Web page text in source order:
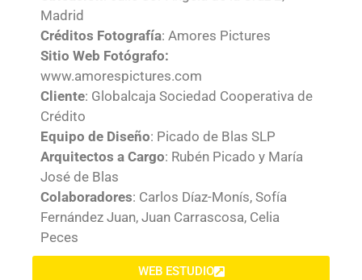
Madrid
Créditos Fotografía: Amores Pictures
Sitio Web Fotógrafo:
www.amorespictures.com
Cliente: Globalcaja Sociedad Cooperativa de
Crédito
Equipo de Diseño: Picado de Blas SLP
Arquitectos a Cargo: Rubén Picado y María
José de Blas
Colaboradores: Carlos Díaz-Monís, Sofía
Fernández Juan, Juan Carrascosa, Celia
Peces
WEB ESTUDIO